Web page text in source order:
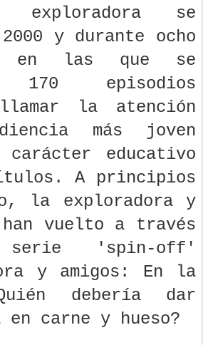
se
y durante ocho
en las que se
170 episodios
la atención
más joven
educativo
A principios
la exploradora y
han vuelto a través
'spin-off'
y amigos: En la
debería dar
carne y hueso?